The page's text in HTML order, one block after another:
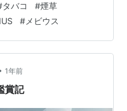
箱づつ買ってみました
前から漂う何とも言え
ってみた🤭 んー😔って
難有りって感じですね😓
どではありませが🫢 ち
タバコ #煙草
# メビウス
1年前
賞記